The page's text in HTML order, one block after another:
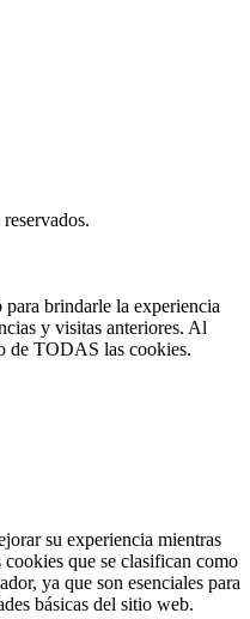
brindarle la experiencia
y visitas anteriores. Al
de TODAS las cookies.
su experiencia mientras
que se clasifican como
ya que son esenciales para
básicas del sitio web.